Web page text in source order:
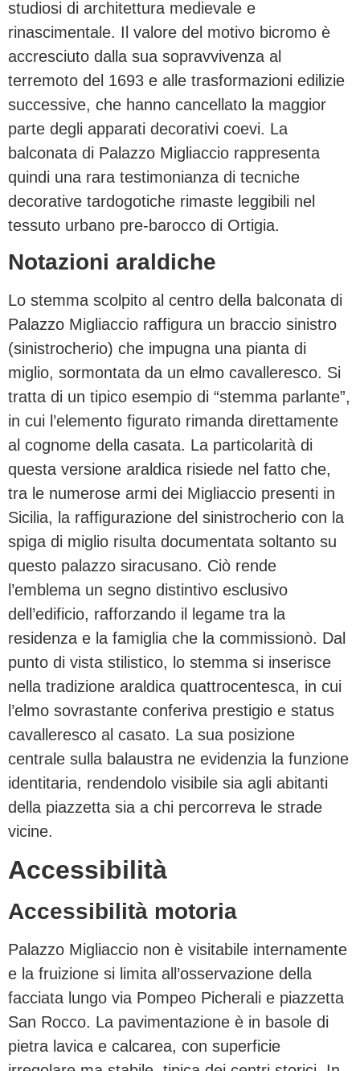
studiosi di architettura medievale e
rinascimentale. Il valore del motivo bicromo è
accresciuto dalla sua sopravvivenza al
terremoto del 1693 e alle trasformazioni edilizie
successive, che hanno cancellato la maggior
parte degli apparati decorativi coevi. La
balconata di Palazzo Migliaccio rappresenta
quindi una rara testimonianza di tecniche
decorative tardogotiche rimaste leggibili nel
tessuto urbano pre-barocco di Ortigia.
Notazioni araldiche
Lo stemma scolpito al centro della balconata di
Palazzo Migliaccio raffigura un braccio sinistro
(sinistrocherio) che impugna una pianta di
miglio, sormontata da un elmo cavalleresco. Si
tratta di un tipico esempio di “stemma parlante”,
in cui l’elemento figurato rimanda direttamente
al cognome della casata. La particolarità di
questa versione araldica risiede nel fatto che,
tra le numerose armi dei Migliaccio presenti in
Sicilia, la raffigurazione del sinistrocherio con la
spiga di miglio risulta documentata soltanto su
questo palazzo siracusano. Ciò rende
l’emblema un segno distintivo esclusivo
dell’edificio, rafforzando il legame tra la
residenza e la famiglia che la commissionò. Dal
punto di vista stilistico, lo stemma si inserisce
nella tradizione araldica quattrocentesca, in cui
l’elmo sovrastante conferiva prestigio e status
cavalleresco al casato. La sua posizione
centrale sulla balaustra ne evidenzia la funzione
identitaria, rendendolo visibile sia agli abitanti
della piazzetta sia a chi percorreva le strade
vicine.
Accessibilità
Accessibilità motoria
Palazzo Migliaccio non è visitabile internamente
e la fruizione si limita all’osservazione della
facciata lungo via Pompeo Picherali e piazzetta
San Rocco. La pavimentazione è in basole di
pietra lavica e calcarea, con superficie